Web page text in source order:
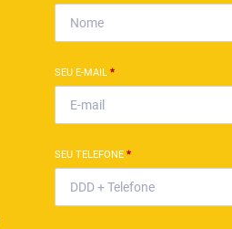
SEU E-MAIL *
SEU TELEFONE *